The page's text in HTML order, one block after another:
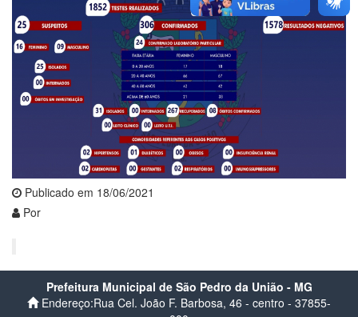
Publicado em 18/06/2021
Por
Prefeitura Municipal de São Pedro da União - MG
Endereço:Rua Cel. João F. Barbosa, 46 - centro - 37855-